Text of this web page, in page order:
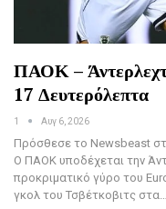
ΠΑΟΚ –
17 Δευτερόλεπτα
1 Αυγ 6, 2026
Πρόσθεσε το Newsbeast
Ο ΠΑΟΚ υποδέχεται την
προκριματικό γύρο του
γκολ του Τσβέτκοβιτς στα…